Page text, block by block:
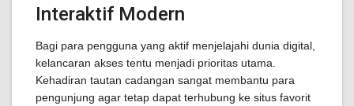
Interaktif Modern
Bagi para pengguna yang aktif menjelajahi dunia digital,
kelancaran akses tentu menjadi prioritas utama.
Kehadiran tautan cadangan sangat membantu para
pengunjung agar tetap dapat terhubung ke situs favorit